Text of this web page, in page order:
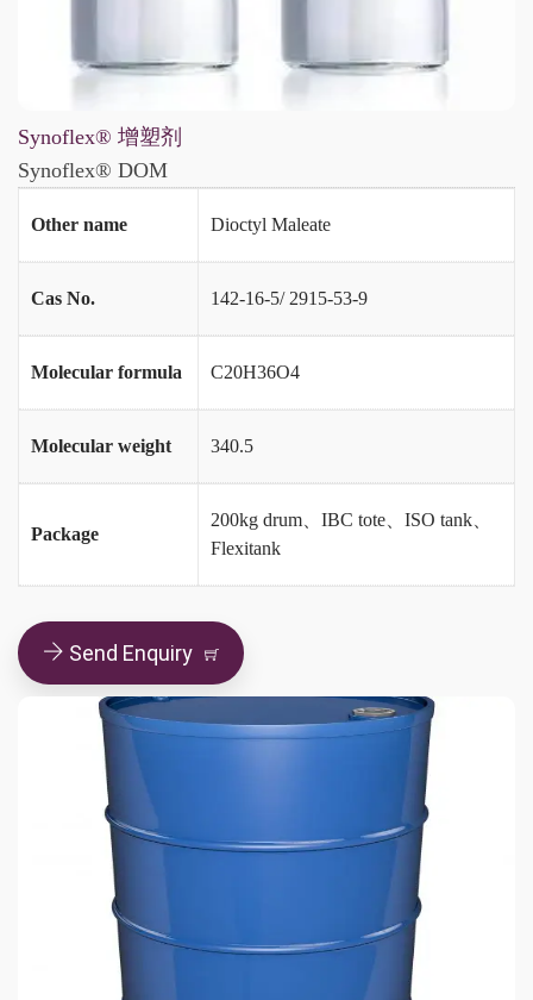
Synoflex® 增塑剂
Synoflex® DOM
Other name Dioctyl Maleate
Cas No. 142-16-5/ 2915-53-9
Molecular formula C20H36O4
Molecular weight 340.5
Package
200kg drum、IBC tote、ISO tank、
Flexitank
Send Enquiry